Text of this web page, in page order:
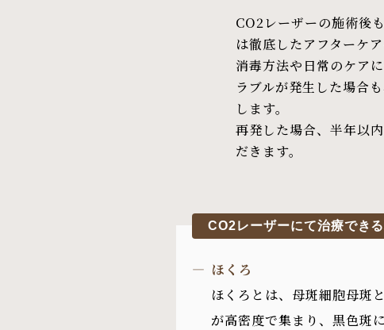
CO2レーザーの施術後
は徹底したアフターケ
消毒方法や日常のケア
ラブルが発生した場合
します。
再発した場合、半年以
だきます。
CO2レーザーにて治療でき
ほくろ
ほくろとは、母斑細胞母斑
が高密度で集まり、黒色斑